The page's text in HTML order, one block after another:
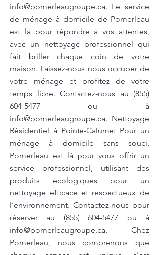
info@pomerleaugroupe.ca. Le service
de ménage à domicile de Pomerleau
est là pour répondre à vos attentes,
avec un nettoyage professionnel qui
fait briller chaque coin de votre
maison. Laissez-nous nous occuper de
votre ménage et profitez de votre
temps libre. Contactez-nous au (855)
604-5477 ou à
info@pomerleaugroupe.ca. Nettoyage
Résidentiel à Pointe-Calumet Pour un
ménage à domicile sans souci,
Pomerleau est là pour vous offrir un
service professionnel, utilisant des
produits écologiques pour un
nettoyage efficace et respectueux de
l’environnement. Contactez-nous pour
réserver au (855) 604-5477 ou à
info@pomerleaugroupe.ca. Chez
Pomerleau, nous comprenons que